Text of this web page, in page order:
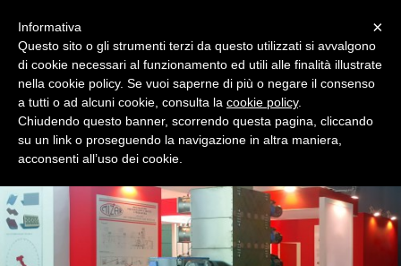
Mizar Technology
Gli Impianti Speciali - The Special Plants
×
Informativa
Questo sito o gli strumenti terzi da questo utilizzati si avvalgono
di cookie necessari al funzionamento ed utili alle finalità illustrate
nella cookie policy. Se vuoi saperne di più o negare il consenso
a tutti o ad alcuni cookie, consulta la cookie policy.
Chiudendo questo banner, scorrendo questa pagina, cliccando
su un link o proseguendo la navigazione in altra maniera,
acconsenti all’uso dei cookie.